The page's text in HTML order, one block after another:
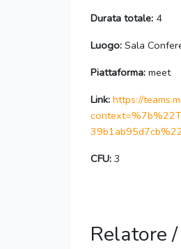
Durata totale: 4
Luogo: Sala
Piattaforma: meet
Link: https://
CFU: 3
Relatore